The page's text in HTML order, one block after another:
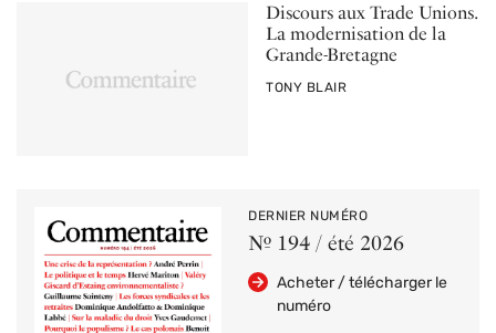
Discours aux Trade Unions.
La modernisation de la
Grande-Bretagne
PAR
TONY BLAIR
DERNIER NUMÉRO
Nº 194 / été 2026
Acheter / télécharger le
numéro